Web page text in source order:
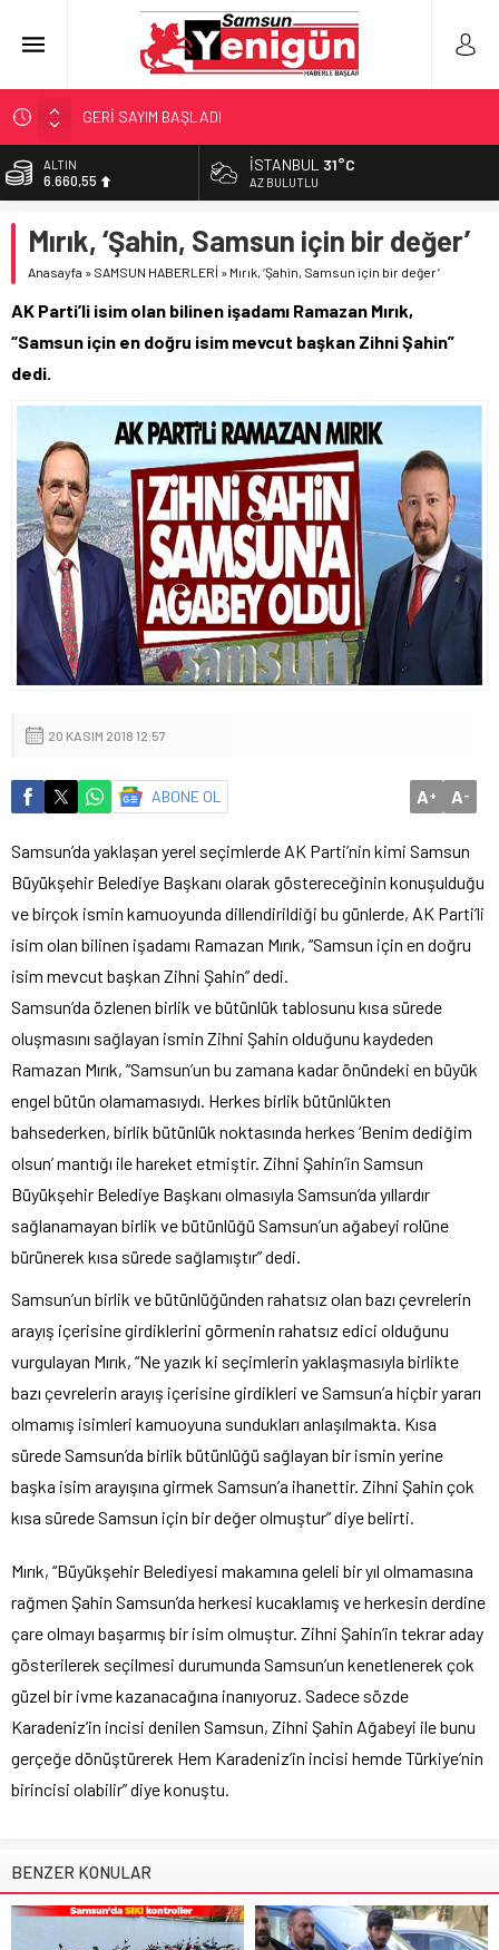
GERİ SAYIM BAŞLADI
SAMSUNSPOR’DA HEDEF 5’İNCİLİK!
‘BAFRA’YA YATIRIM YAPIN!’
YÖNETİCİ SEÇERKEN YAPILAN EN BÜYÜK HATALAR
ALTIN
6.660,55
13.779,39
DOLAR
55,1881
İSTANBUL 31°C
AZ BULUTLU
Mırık, ‘Şahin, Samsun için bir değer’
Anasayfa » SAMSUN HABERLERİ » Mırık, ‘Şahin, Samsun için bir değer’
AK Parti’li isim olan bilinen işadamı Ramazan Mırık,
“Samsun için en doğru isim mevcut başkan Zihni Şahin”
dedi.
20 KASIM 2018 12:57
ABONE OL A+ A-
Samsun’da yaklaşan yerel seçimlerde AK Parti’nin kimi Samsun
Büyükşehir Belediye Başkanı olarak göstereceğinin konuşulduğu
ve birçok ismin kamuoyunda dillendirildiği bu günlerde, AK Parti’li
isim olan bilinen işadamı Ramazan Mırık, “Samsun için en doğru
isim mevcut başkan Zihni Şahin” dedi.
Samsun’da özlenen birlik ve bütünlük tablosunu kısa sürede
oluşmasını sağlayan ismin Zihni Şahin olduğunu kaydeden
Ramazan Mırık, “Samsun’un bu zamana kadar önündeki en büyük
engel bütün olamamasıydı. Herkes birlik bütünlükten
bahsederken, birlik bütünlük noktasında herkes ‘Benim dediğim
olsun’ mantığı ile hareket etmiştir. Zihni Şahin’in Samsun
Büyükşehir Belediye Başkanı olmasıyla Samsun’da yıllardır
sağlanamayan birlik ve bütünlüğü Samsun’un ağabeyi rolüne
bürünerek kısa sürede sağlamıştır” dedi.
Samsun’un birlik ve bütünlüğünden rahatsız olan bazı çevrelerin
arayış içerisine girdiklerini görmenin rahatsız edici olduğunu
vurgulayan Mırık, “Ne yazık ki seçimlerin yaklaşmasıyla birlikte
bazı çevrelerin arayış içerisine girdikleri ve Samsun’a hiçbir yararı
olmamış isimleri kamuoyuna sundukları anlaşılmakta. Kısa
sürede Samsun’da birlik bütünlüğü sağlayan bir ismin yerine
başka isim arayışına girmek Samsun’a ihanettir. Zihni Şahin çok
kısa sürede Samsun için bir değer olmuştur” diye belirti.
Mırık, “Büyükşehir Belediyesi makamına geleli bir yıl olmamasına
rağmen Şahin Samsun’da herkesi kucaklamış ve herkesin derdine
çare olmayı başarmış bir isim olmuştur. Zihni Şahin’in tekrar aday
gösterilerek seçilmesi durumunda Samsun’un kenetlenerek çok
güzel bir ivme kazanacağına inanıyoruz. Sadece sözde
Karadeniz’in incisi denilen Samsun, Zihni Şahin Ağabeyi ile bunu
gerçeğe dönüştürerek Hem Karadeniz’in incisi hemde Türkiye’nin
birincisi olabilir” diye konuştu.
BENZER KONULAR